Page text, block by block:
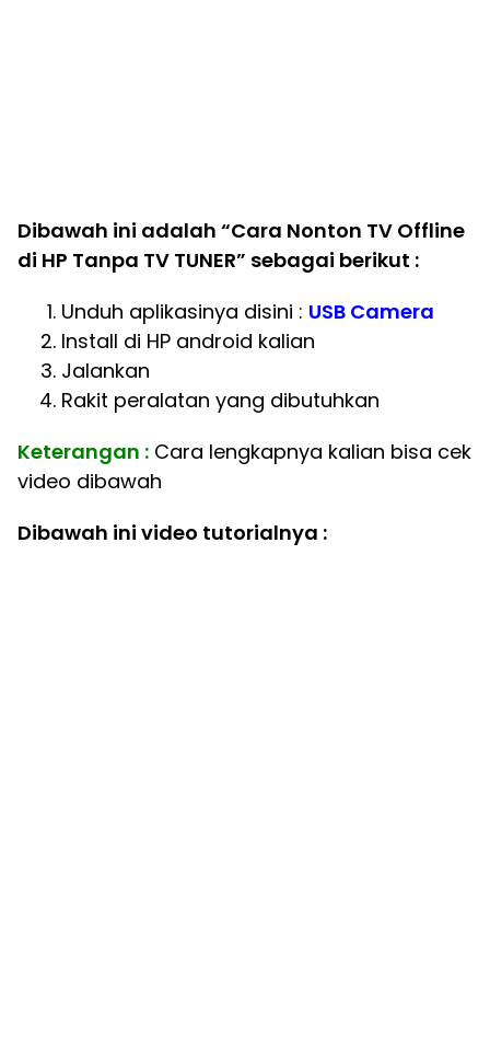
Dibawah ini adalah “Cara Nonton TV Offline
di HP Tanpa TV TUNER” sebagai berikut :
Unduh aplikasinya disini : USB Camera
Install di HP android kalian
Jalankan
Rakit peralatan yang dibutuhkan
Keterangan : Cara lengkapnya kalian bisa cek
video dibawah
Dibawah ini video tutorialnya :